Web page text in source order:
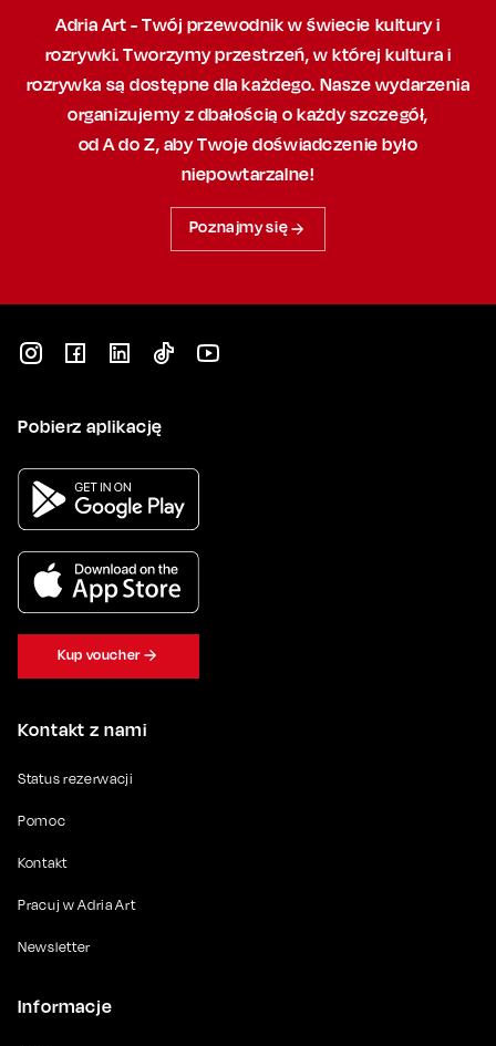
Adria Art - Twój przewodnik w świecie kultury i
rozrywki. Tworzymy przestrzeń,w której kultura i
rozrywka są dostępne dla każdego. Nasze wydarzenia
organizujemy z dbałością o każdy szczegół,
od A do Z, abyTwoje doświadczenie było
niepowtarzalne!
Poznajmy się
Kontakt z nami
Status rezerwacji
Pomoc
Kontakt
Pracuj w Adria Art
Newsletter
Informacje
Pobierz aplikację
Kup voucher